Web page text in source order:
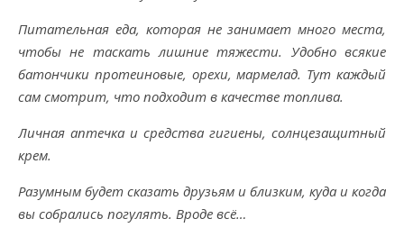
Питательная еда, которая не занимает много места,
чтобы не таскать лишние тяжести. Удобно всякие
батончики протеиновые, орехи, мармелад. Тут каждый
сам смотрит, что подходит в качестве топлива.
Личная аптечка и средства гигиены, солнцезащитный
крем.
Разумным будет сказать друзьям и близким, куда и когда
вы собрались погулять. Вроде всё…